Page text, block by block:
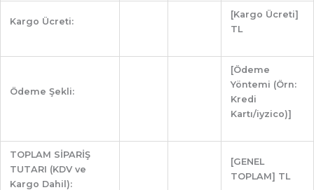
Kargo Ücreti:
[Kargo Ücreti]
TL
Ödeme Şekli:
[Ödeme
Yöntemi (Örn:
Kredi
Kartı/iyzico)]
TOPLAM SİPARİŞ
TUTARI (KDV ve
Kargo Dahil):
[GENEL
TOPLAM] TL